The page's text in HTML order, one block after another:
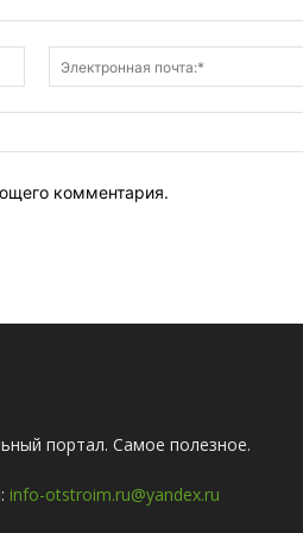
Имя:*
комментария.
портал. Самое полезное.
info-otstroim.ru@yandex.ru